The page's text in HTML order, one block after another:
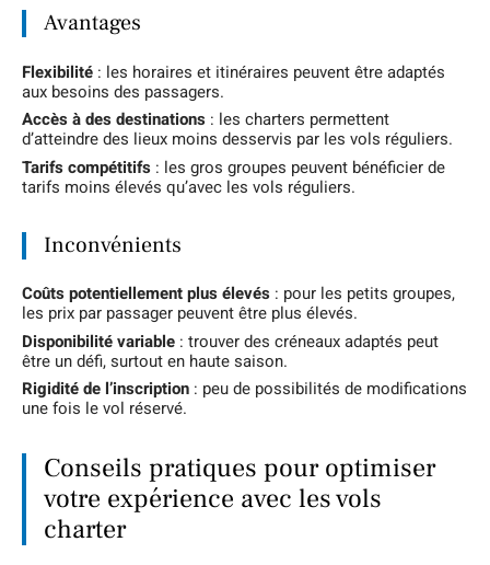
Avantages
Flexibilité : les horaires et itinéraires peuvent être adaptés
aux besoins des passagers.
Accès à des destinations : les charters permettent
d’atteindre des lieux moins desservis par les vols réguliers.
Tarifs compétitifs : les gros groupes peuvent bénéficier de
tarifs moins élevés qu’avec les vols réguliers.
Inconvénients
Coûts potentiellement plus élevés : pour les petits groupes,
les prix par passager peuvent être plus élevés.
Disponibilité variable : trouver des créneaux adaptés peut
être un défi, surtout en haute saison.
Rigidité de l’inscription : peu de possibilités de modifications
une fois le vol réservé.
Conseils pratiques pour optimiser
votre expérience avec les vols
charter